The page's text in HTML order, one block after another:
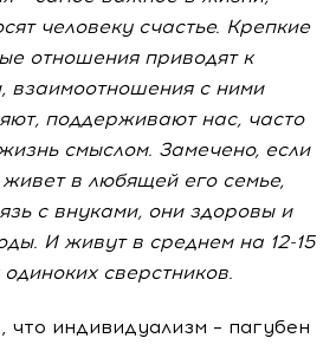
человеку счастье. Крепкие
отношения приводят к
взаимоотношения с ними
поддерживают нас, часто
смыслом. Замечено, если
в любящей его семье,
с внуками, они здоровы и
И живут в среднем на 12-15
сверстников.
индивидуализм – пагубен